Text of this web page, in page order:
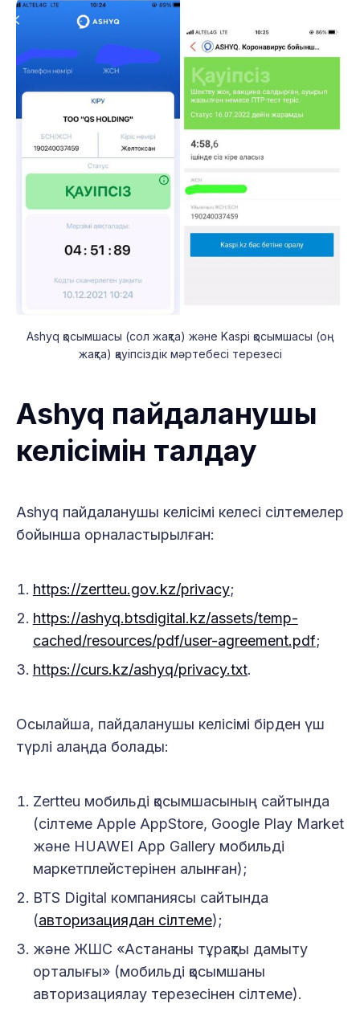
Ashyq қосымшасы (сол жақта) және Kaspi қосымшасы (оң
жақта) қауіпсіздік мәртебесі терезесі
Ashyq пайдаланушы
келісімін талдау
Ashyq пайдаланушы келісімі келесі сілтемелер
бойынша орналастырылған:
https://zertteu.gov.kz/privacy;
https://ashyq.btsdigital.kz/assets/temp-
cached/resources/pdf/user-agreement.pdf;
https://curs.kz/ashyq/privacy.txt.
Осылайша, пайдаланушы келісімі бірден үш
түрлі алаңда болады:
Zertteu мобильді қосымшасының сайтында
(сілтеме Apple AppStore, Google Play Market
және HUAWEI App Gallery мобильді
маркетплейстерінен алынған);
BTS Digital компаниясы сайтында
(авторизациядан сілтеме);
және ЖШС «Астананы тұрақты дамыту
орталығы» (мобильді қосымшаны
авторизациялау терезесінен сілтеме).